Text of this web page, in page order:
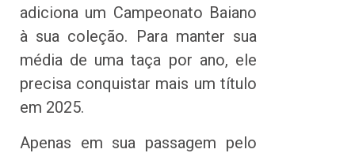
adiciona um Campeonato Baiano
à sua coleção. Para manter sua
média de uma taça por ano, ele
precisa conquistar mais um título
em 2025.
Apenas em sua passagem pelo